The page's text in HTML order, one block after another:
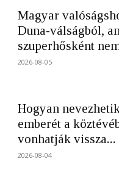
Magyar
Duna-válságból,
szuperhősként
2026-08-05
Hogyan
emberét a
vonhatják vissza...
2026-08-04